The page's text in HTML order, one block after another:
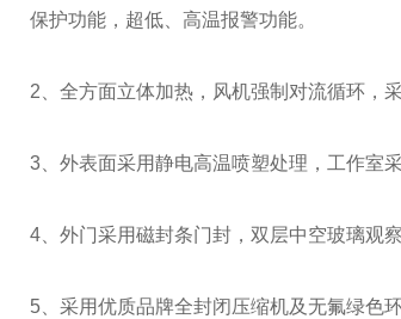
保护功能，超低、高温报警功能。
2 、全方面立体加热，风机强制对流循环，
3 、外表面采用静电高温喷塑处理，工作室
4 、外门采用磁封条门封，双层中空玻璃观
5 、采用优质品牌全封闭压缩机及无氟绿色